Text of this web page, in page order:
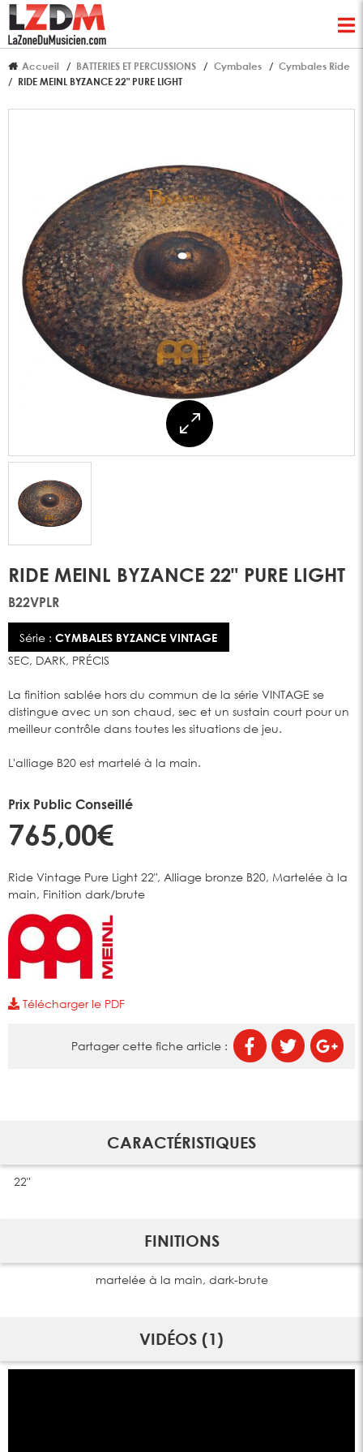
Accueil BATTERIES ET PERCUSSIONS Cymbales
Cymbales Ride
RIDE MEINL BYZANCE 22" PURE LIGHT
RIDE MEINL BYZANCE 22" PURE LIGHT
B22VPLR
Série :CYMBALES BYZANCE VINTAGE
SEC, DARK, PRÉCIS
La finition sablée hors du commun de la série VINTAGE se
distingue avec un son chaud, sec et un sustain court pour un
meilleur contrôle dans toutes les situations de jeu.
L'alliage B20 est martelé à la main.
Prix Public Conseillé
765,00€
Ride Vintage Pure Light 22", Alliage bronze B20, Martelée à la
main, Finition dark/brute
Télécharger le PDF
Partager cette fiche article :
CARACTÉRISTIQUES
22"
FINITIONS
martelée à la main, dark-brute
VIDÉOS (1)